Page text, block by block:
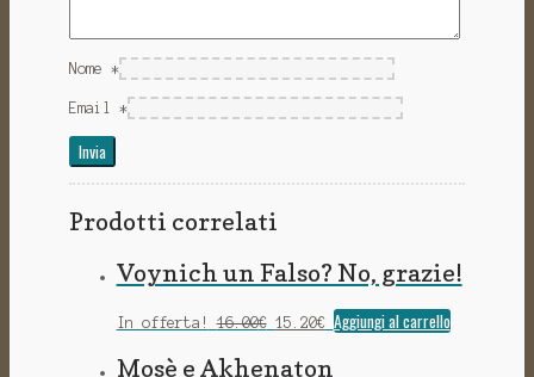
Nome *
Email *
Prodotti correlati
Voynich un Falso? No, grazie!
In offerta! 16.00€
Il
prezzo
era:
15.20€Il
prezzo
è:
Aggiungi al carrello
Mosè e Akhenaton